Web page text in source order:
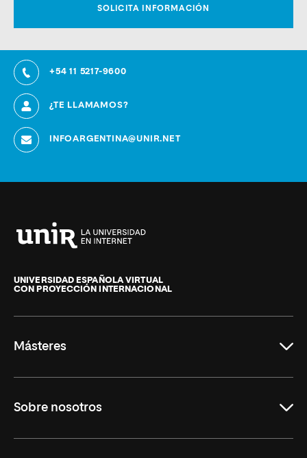
+54 11 5217-9600
¿TE LLAMAMOS?
INFOARGENTINA@UNIR.NET
de
La
UNIVERSIDAD ESPAÑOLA VIRTUAL
CON PROYECCIÓN INTERNACIONAL
Másteres
Derecho
Sobre nosotros